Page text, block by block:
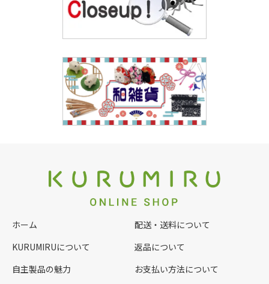
ホーム
KURUMIRUについて
自主製品の魅力
配送・送料について
返品について
お支払い方法について